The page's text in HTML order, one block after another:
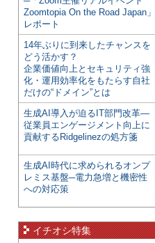
Zoomtopia On the Road Japan」
レポート
14年ぶりに到来したチャンスを
どう活かす？
企業価値向上とセキュリティ強
化・運用効率化をもたらす自社
だけの“ドメイン”とは
生成AI導入が迫るIT部門改革―
従業員エンゲージメント向上に
貢献するRidgelinezの処方箋
生成AI時代に求められるオンプ
レミス基盤─電力急増と機密性
への対応策
イチオシ特集